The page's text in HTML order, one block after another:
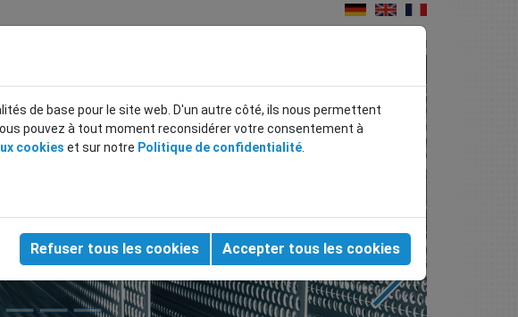
PERFORÉES POUR
CLÔTURES ET
weiter
de base pour le site web. D'un autre côté, ils nous permettent
pouvez à tout moment reconsidérer votre consentement à
cookies et sur notre Politique de confidentialité
Refuser tous les cookies Accepter tous les cookies